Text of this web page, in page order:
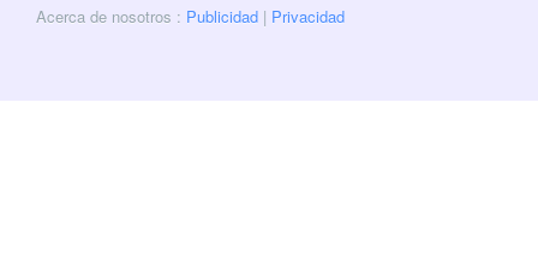
Acerca de nosotros : Publicidad | Privacidad